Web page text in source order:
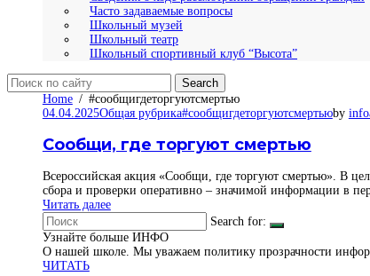
Часто задаваемые вопросы
Школьный музей
Школьный театр
Школьный спортивный клуб “Высота”
Search
Home
#сообщигдеторгуютсмертью
04.04.2025Общая рубрика#сообщигдеторгуютсмертьюby
Сообщи, где торгуют смертью
Всероссийская акция «Сообщи, где торгуют смертью». В
сбора и проверки оперативно – значимой информации в
Читать далее
Search for:
Узнайте больше ИНФО
О нашей школе. Мы уважаем политику прозрачности
ЧИТАТЬ